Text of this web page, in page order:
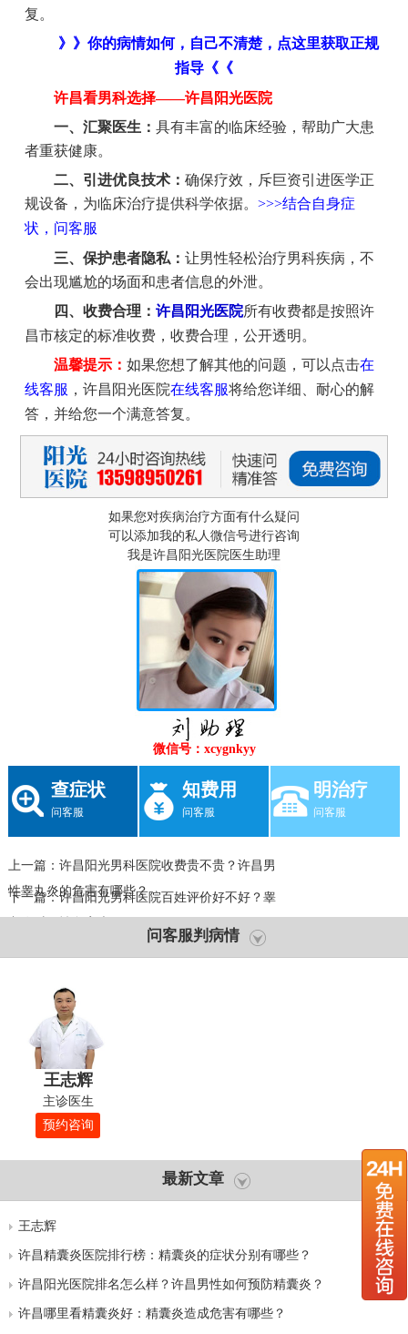
复。
》》你的病情如何，自己不清楚，点这里获取正规
指导《《
许昌看男科选择——许昌阳光医院
一、汇聚医生： 具有丰富的临床经验，帮助广大患
者重获健康。
二、引进优良技术： 确保疗效，斥巨资引进医学正
规设备，为临床治疗提供科学依据。 >>>结合自身症
状，问客服
三、保护患者隐私： 让男性轻松治疗男科疾病，不
会出现尴尬的场面和患者信息的外泄。
四、收费合理： 许昌阳光医院所有收费都是按照许
昌市核定的标准收费，收费合理，公开透明。
温馨提示： 如果您想了解其他的问题，可以点击在
线客服 ，许昌阳光医院在线客服将给您详细、耐心的解
答，并给您一个满意答复。
如果您对疾病治疗方面有什么疑问
可以添加我的私人微信号进行咨询
我是许昌阳光医院医生助理
微信号：xcygnkyy
查症状
问客服
知费用
问客服
明治疗
问客服
上一篇： 许昌阳光男科医院收费贵不贵？许昌男
性睾丸炎的危害有哪些？
下一篇：许昌阳光男科医院百姓评价好不好？睾
问客服判病情
王志辉
主诊医生
预约咨询
最新文章
王志辉
许昌精囊炎医院排行榜：精囊炎的症状分别有哪些？
许昌阳光医院排名怎么样？许昌男性如何预防精囊炎？
许昌哪里看精囊炎好：精囊炎造成危害有哪些？